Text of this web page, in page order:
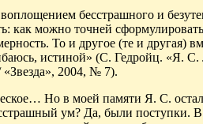
бесстрашного и
как можно точней
То и другое (те и другая)
истиной» (С. Гедройц. «Я. С.
2004, № 7).
… Но в моей памяти Я. С.
ум? Да, были поступки.